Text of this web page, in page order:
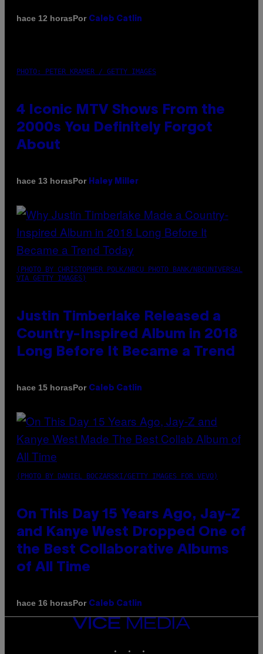
hace 12 horasPor Caleb Catlin
PHOTO: PETER KRAMER / GETTY IMAGES
4 Iconic MTV Shows From the
2000s You Definitely Forgot
About
hace 13 horasPor Haley Miller
(PHOTO BY CHRISTOPHER POLK/NBCU PHOTO BANK/NBCUNIVERSAL
VIA GETTY IMAGES)
Justin Timberlake Released a
Country-Inspired Album in 2018
Long Before It Became a Trend
hace 15 horasPor Caleb Catlin
(PHOTO BY DANIEL BOCZARSKI/GETTY IMAGES FOR VEVO)
On This Day 15 Years Ago, Jay-Z
and Kanye West Dropped One of
the Best Collaborative Albums
of All Time
hace 16 horasPor Caleb Catlin
VICE
MEDIA